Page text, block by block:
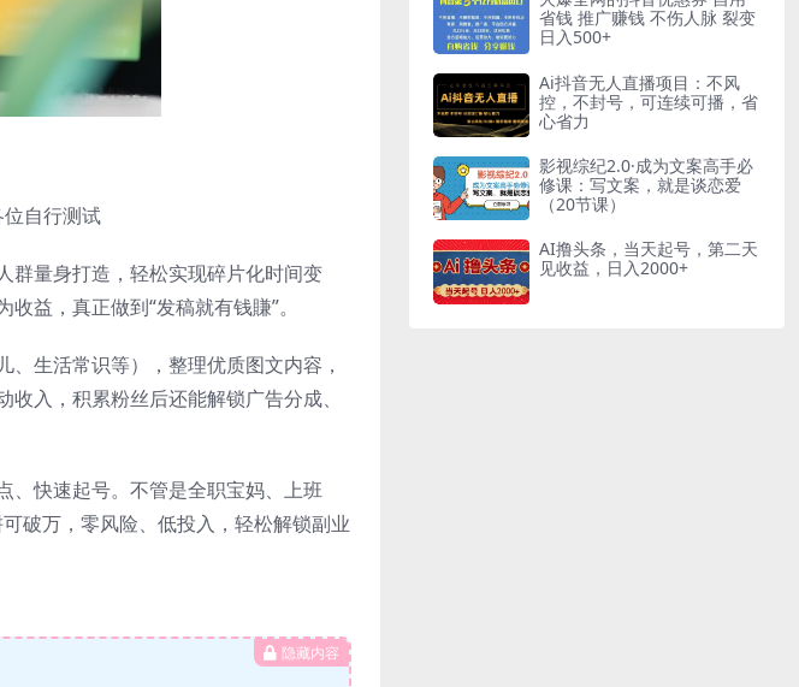
自行测试
群量身打造，轻松实现碎片化时间变
益，真正做到“发稿就有钱賺”。
生活常识等），整理优质图文内容，
入，积累粉丝后还能解锁广告分成、
、快速起号。不管是全职宝妈、上班
破万，零风险、低投入，轻松解锁副业
隐藏内容
省钱 推广赚钱 不伤人脉 裂变
日入500+
Ai抖音无人直播项目：不风
控，不封号，可连续可播，省
心省力
影视综纪2.0·成为文案高手必
修课：写文案，就是谈恋爱
（20节课）
AI撸头条，当天起号，第二天
见收益，日入2000+